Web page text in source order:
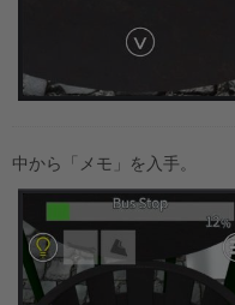
中から「メモ」を入手。